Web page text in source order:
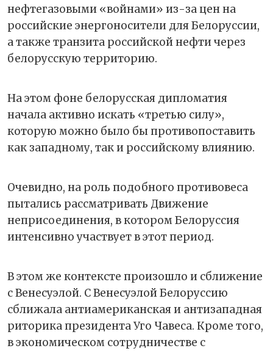
нефтегазовыми «войнами» из-за цен на
российские энергоносители для Белоруссии,
а также транзита российской нефти через
белорусскую территорию.
На этом фоне белорусская дипломатия
начала активно искать «третью силу»,
которую можно было бы противопоставить
как западному, так и российскому влиянию.
Очевидно, на роль подобного противовеса
пытались рассматривать Движение
неприсоединения, в котором Белоруссия
интенсивно участвует в этот период.
В этом же контексте произошло и сближение
с Венесуэлой. С Венесуэлой Белоруссию
сближала антиамериканская и антизападная
риторика президента Уго Чавеса. Кроме того,
в экономическом сотрудничестве с